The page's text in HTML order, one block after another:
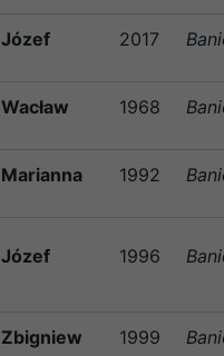
Józef 2017
Wacław 1968
Marianna 1992
Józef 1996
Zbigniew 1999